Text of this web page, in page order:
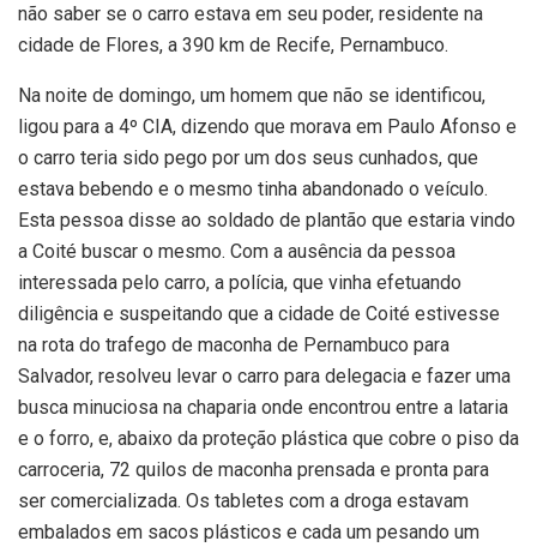
não saber se o carro estava em seu poder, residente na
cidade de Flores, a 390 km de Recife, Pernambuco.
Na noite de domingo, um homem que não se identificou,
ligou para a 4º CIA, dizendo que morava em Paulo Afonso e
o carro teria sido pego por um dos seus cunhados, que
estava bebendo e o mesmo tinha abandonado o veículo.
Esta pessoa disse ao soldado de plantão que estaria vindo
a Coité buscar o mesmo. Com a ausência da pessoa
interessada pelo carro, a polícia, que vinha efetuando
diligência e suspeitando que a cidade de Coité estivesse
na rota do trafego de maconha de Pernambuco para
Salvador, resolveu levar o carro para delegacia e fazer uma
busca minuciosa na chaparia onde encontrou entre a lataria
e o forro, e, abaixo da proteção plástica que cobre o piso da
carroceria, 72 quilos de maconha prensada e pronta para
ser comercializada. Os tabletes com a droga estavam
embalados em sacos plásticos e cada um pesando um